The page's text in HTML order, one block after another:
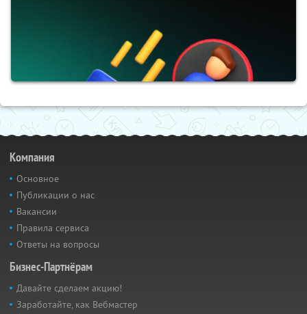
Компания
Основное
Публикации о нас
Вакансии
Правила сервиса
Ответы на вопросы
Бизнес-Партнёрам
Давайте сделаем акцию!
Заработайте, как Вебмастер